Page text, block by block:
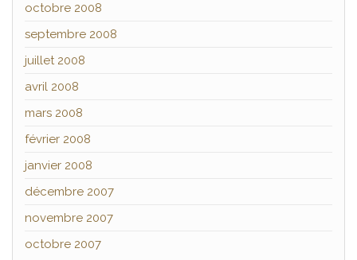
octobre 2008
septembre 2008
juillet 2008
avril 2008
mars 2008
février 2008
janvier 2008
décembre 2007
novembre 2007
octobre 2007